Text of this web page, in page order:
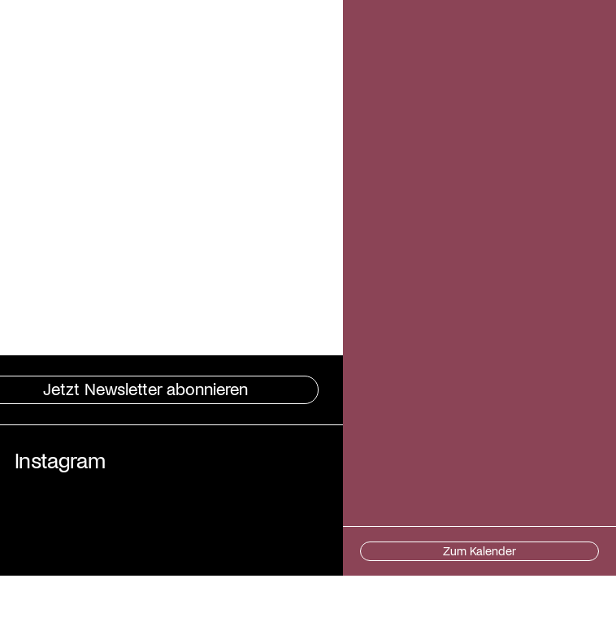
Jetzt Newsletter abonnieren
Instagram
Zum Kalender